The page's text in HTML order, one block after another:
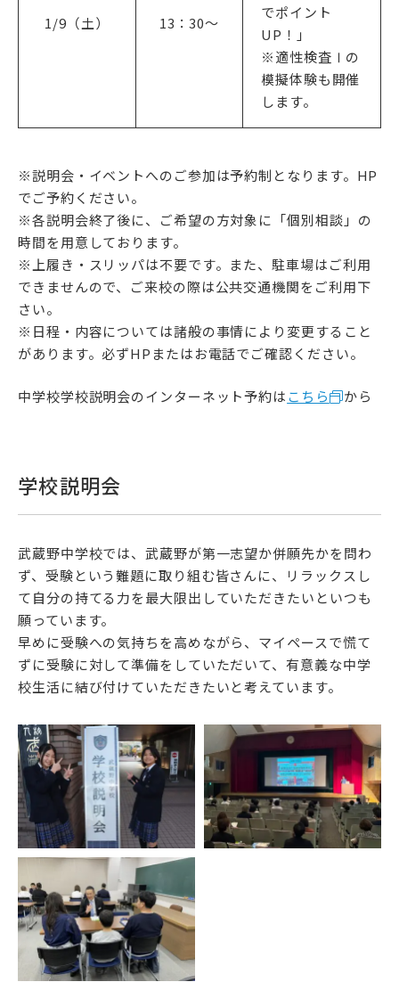
1/9（土） 13：30〜
でポイント
UP！」
※適性検査Ⅰの
模擬体験も開催
します。
※説明会・イベントへのご参加は予約制となります。HP
でご予約ください。
※各説明会終了後に、ご希望の方対象に「個別相談」の
時間を用意しております。
※上履き・スリッパは不要です。また、駐車場はご利用
できませんので、ご来校の際は公共交通機関をご利用下
さい。
※日程・内容については諸般の事情により変更すること
があります。必ずHPまたはお電話でご確認ください。
中学校学校説明会のインターネット予約はこちら から
学校説明会
武蔵野中学校では、武蔵野が第一志望か併願先かを問わ
ず、受験という難題に取り組む皆さんに、リラックスし
て自分の持てる力を最大限出していただきたいといつも
願っています。
早めに受験への気持ちを高めながら、マイペースで慌て
ずに受験に対して準備をしていただいて、有意義な中学
校生活に結び付けていただきたいと考えています。